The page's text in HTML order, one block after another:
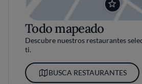
Todo mapeado
Descubre nuestros restaurantes
ti.
BUSCA RESTAURANTES